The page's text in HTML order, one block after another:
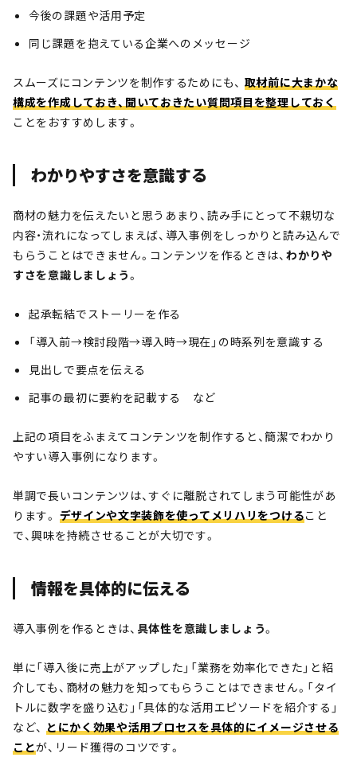
今後の課題や活用予定
同じ課題を抱えている企業へのメッセージ
スムーズにコンテンツを制作するためにも、 取材前に大まかな
構成を作成しておき、聞いておきたい質問項目を整理しておく
ことをおすすめします。
わかりやすさを意識する
商材の魅力を伝えたいと思うあまり、読み手にとって不親切な
内容・流れになってしまえば、導入事例をしっかりと読み込んで
もらうことはできません。コンテンツを作るときは、 わかりや
すさを意識しましょう。
起承転結でストーリーを作る
「導入前→検討段階→導入時→現在」の時系列を意識する
見出しで要点を伝える
記事の最初に要約を記載する など
上記の項目をふまえてコンテンツを制作すると、簡潔でわかり
やすい導入事例になります。
単調で長いコンテンツは、すぐに離脱されてしまう可能性があ
ります。 デザインや文字装飾を使ってメリハリをつけること
で、興味を持続させることが大切です。
情報を具体的に伝える
導入事例を作るときは、 具体性を意識しましょう。
単に「導入後に売上がアップした」「業務を効率化できた」と紹
介しても、商材の魅力を知ってもらうことはできません。「タイ
トルに数字を盛り込む」「具体的な活用エピソードを紹介する」
など、 とにかく効果や活用プロセスを具体的にイメージさせる
ことが、リード獲得のコツです。